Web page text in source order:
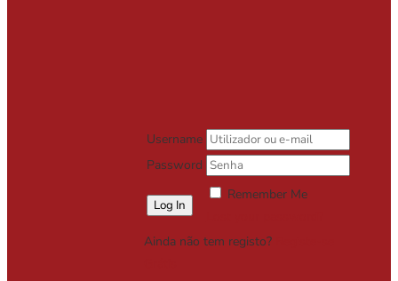
Username
Password
Remember Me
Ainda não tem registo?